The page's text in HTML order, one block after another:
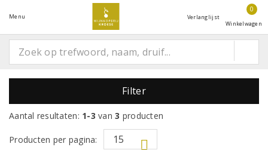
Menu Verlanglijst
0
Winkelwagen
Filter
Aantal resultaten: 1-3 van3 producten
Producten per pagina: